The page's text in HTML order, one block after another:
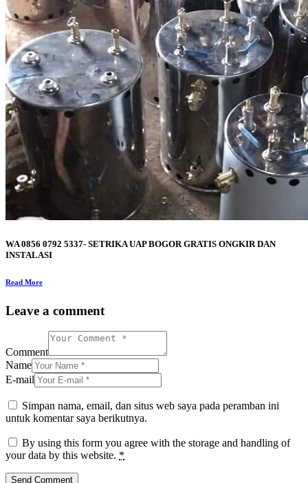
WA 0856 0792 5337- SETRIKA UAP BOGOR GRATIS ONGKIR DAN
INSTALASI
Read More
Leave a comment
Comment
Name
E-mail
Simpan nama, email, dan situs web saya pada peramban ini
untuk komentar saya berikutnya.
By using this form you agree with the storage and handling of
your data by this website. *